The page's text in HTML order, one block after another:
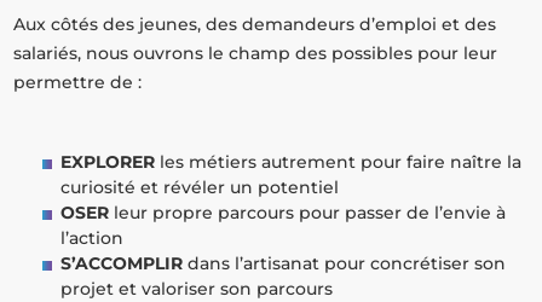
Aux côtés des jeunes, des demandeurs d’emploi et des
salariés, nous ouvrons le champ des possibles pour leur
permettre de :
EXPLORER les métiers autrement pour faire naître la
curiosité et révéler un potentiel
OSER leur propre parcours pour passer de l’envie à
l’action
S’ACCOMPLIR dans l’artisanat pour concrétiser son
projet et valoriser son parcours